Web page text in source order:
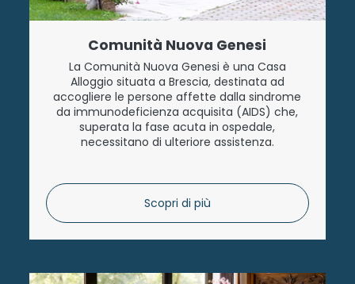
Comunità Nuova Genesi
La Comunità Nuova Genesi è una Casa
Alloggio situata a Brescia, destinata ad
accogliere le persone affette dalla sindrome
da immunodeficienza acquisita (AIDS) che,
superata la fase acuta in ospedale,
necessitano di ulteriore assistenza.
Scopri di più